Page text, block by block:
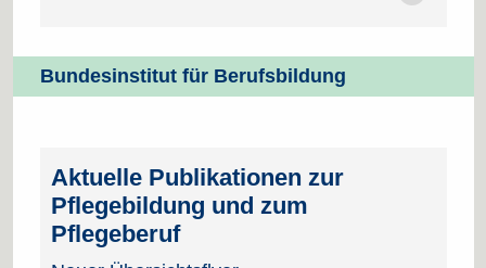
Bundesinstitut für Berufsbildung
Aktuelle Publikationen zur
Pflegebildung und zum
Pflegeberuf